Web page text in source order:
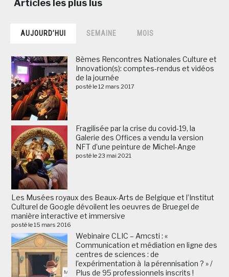
AUJOURD’HUI SEMAINE MOIS
8èmes Rencontres Nationales Culture et
Innovation(s): comptes-rendus et vidéos
de la journée
posté le 12 mars 2017
Fragilisée par la crise du covid-19, la
Galerie des Offices a vendu la version
NFT d’une peinture de Michel-Ange
posté le 23 mai 2021
Les Musées royaux des Beaux-Arts de Belgique et l’Institut
Culturel de Google dévoilent les oeuvres de Bruegel de
manière interactive et immersive
posté le 15 mars 2016
Webinaire CLIC – Amcsti : «
Communication et médiation en ligne des
centres de sciences : de
l’expérimentation à la pérennisation ? » /
Plus de 95 professionnels inscrits !